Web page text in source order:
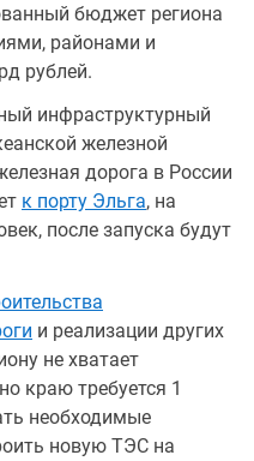
бюджет региона
районами и
рублей.
инфраструктурный
железной
дорога в России
к порту Эльга, на
после запуска будут
и реализации других
не хватает
краю требуется 1
необходимые
новую ТЭС на